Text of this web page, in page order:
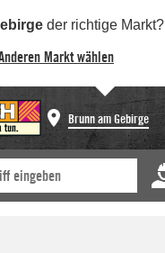
der richtige Markt?
Markt wählen
Brunn am Gebirge